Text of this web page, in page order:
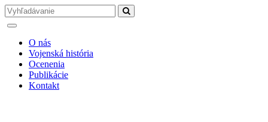
O nás
Vojenská história
Ocenenia
Publikácie
Kontakt